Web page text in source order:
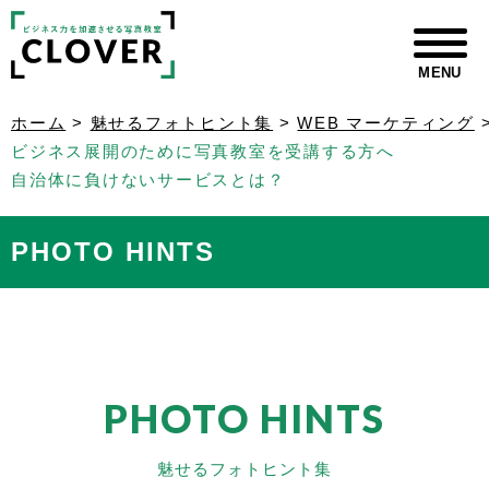
MENU
ホーム > 魅せるフォトヒント集 >WEB マーケティング
ビジネス展開のために写真教室を受講する方へ
自治体に負けないサービスとは？
PHOTO HINTS
PHOTO HINTS
魅せるフォトヒント集